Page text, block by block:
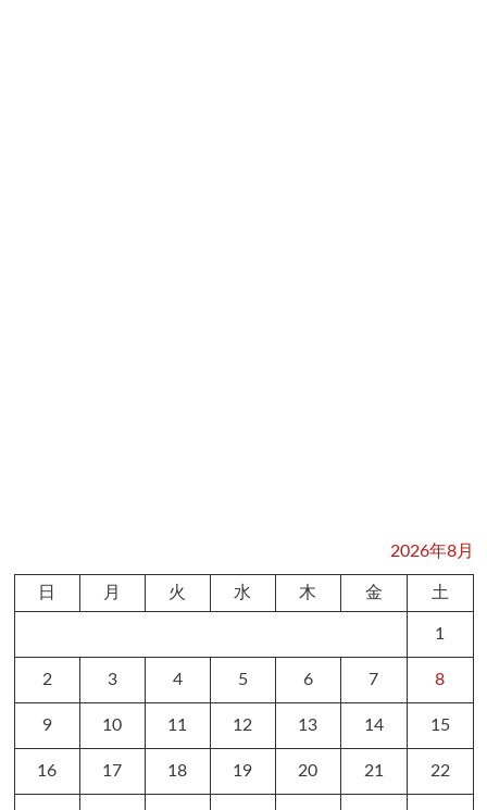
2026年8月
日 月 火 水 木 金 土
1
2 3 4 5 6 7 8
9 10 11 12 13 14 15
16 17 18 19 20 21 22